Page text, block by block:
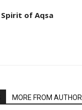
Spirit of Aqsa
MORE FROM AUTHOR